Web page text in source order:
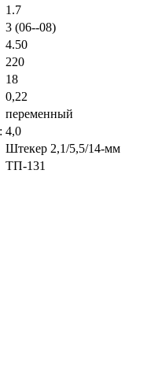
1.7
3 (06--08)
4.50
220
18
0,22
переменный
4,0
Штекер 2,1/5,5/14-мм
ТП-131